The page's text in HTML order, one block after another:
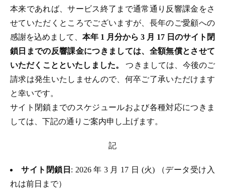
本来であれば、サービス終了まで通常通り反響課金をさ
せていただくところでございますが、長年のご愛顧への
感謝を込めまして、 本年 1 月分から 3 月 17 日のサイト閉
鎖日までの反響課金につきましては、全額無償とさせて
いただくことといたしました。つきましては、今後のご
請求は発生いたしませんので、何卒ご了承いただけます
と幸いです。
サイト閉鎖までのスケジュールおよび各種対応につきま
しては、下記の通りご案内申し上げます。
記
サイト閉鎖日 : 2026 年 3 月 17 日 (火) （データ受け入
れは前日まで）